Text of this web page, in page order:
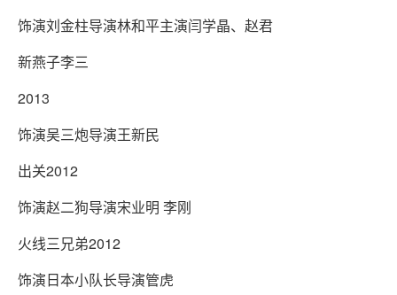
饰演刘金柱导演林和平主演闫学晶、赵君
新燕子李三
2013
饰演吴三炮导演王新民
出关2012
饰演赵二狗导演宋业明 李刚
火线三兄弟2012
饰演日本小队长导演管虎